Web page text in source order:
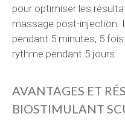
pour optimiser les
massage post-injection.
pendant 5 minutes, 5
rythme pendant 5 jours.
AVANTAGES ET
BIOSTIMULANT